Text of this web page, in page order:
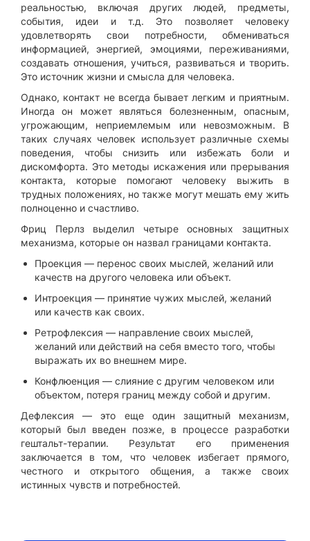
реальностью, включая других людей, предметы,
события, идеи и т.д. Это позволяет человеку
удовлетворять свои потребности, обмениваться
информацией, энергией, эмоциями, переживаниями,
создавать отношения, учиться, развиваться и творить.
Это источник жизни и смысла для человека.
Однако, контакт не всегда бывает легким и приятным.
Иногда он может являться болезненным, опасным,
угрожающим, неприемлемым или невозможным. В
таких случаях человек использует различные схемы
поведения, чтобы снизить или избежать боли и
дискомфорта. Это методы искажения или прерывания
контакта, которые помогают человеку выжить в
трудных положениях, но также могут мешать ему жить
полноценно и счастливо.
Фриц Перлз выделил четыре основных защитных
механизма, которые он назвал границами контакта.
Проекция — перенос своих мыслей, желаний или
качеств на другого человека или объект.
Интроекция — принятие чужих мыслей, желаний
или качеств как своих.
Ретрофлексия — направление своих мыслей,
желаний или действий на себя вместо того, чтобы
выражать их во внешнем мире.
Конфлюенция — слияние с другим человеком или
объектом, потеря границ между собой и другим.
Дефлексия — это еще один защитный механизм,
который был введен позже, в процессе разработки
гештальт-терапии. Результат его применения
заключается в том, что человек избегает прямого,
честного и открытого общения, а также своих
истинных чувств и потребностей.